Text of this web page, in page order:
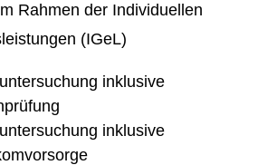
Rahmen der Individuellen
(IGeL)
inklusive
inklusive